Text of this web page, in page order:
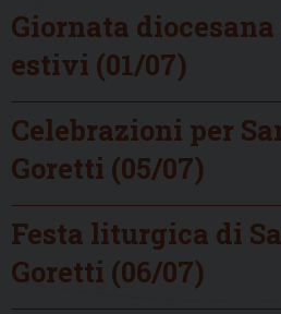
Giornata
estivi (01/07)
Celebrazioni per
Goretti (05/07)
Festa liturgica di
Goretti (06/07)